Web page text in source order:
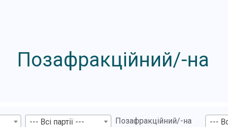
Позафракційний/-на
--- Всі партії --- Позафракційний/-на ---